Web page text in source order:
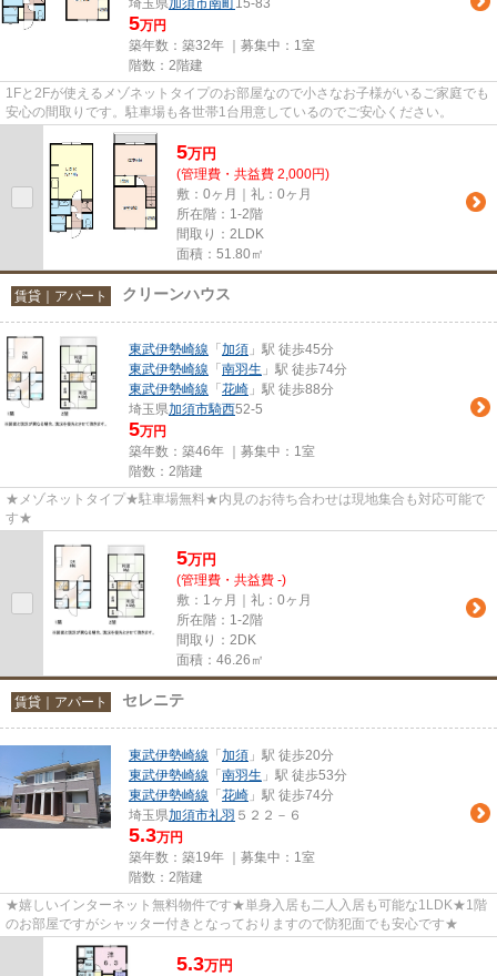
埼玉県加須市 南町 15-83
5万円
築年数：築32年 ｜募集中： 1室
階数：2階建
1Fと2Fが使えるメゾネットタイプのお部屋なので小さなお子様がいるご家庭でも
安心の間取りです。駐車場も各世帯1台用意しているのでご安心ください。
5万円
(管理費・共益費 2,000円)
敷：0ヶ月｜礼：0ヶ月
所在階：1-2階
間取り：2LDK
面積：51.80㎡
賃貸｜アパート クリーンハウス
東武伊勢崎線 「 加須 」駅 徒歩45分
東武伊勢崎線 「 南羽生 」駅 徒歩74分
東武伊勢崎線 「 花崎 」駅 徒歩88分
埼玉県加須市騎西52-5
5万円
築年数：築46年 ｜募集中： 1室
階数：2階建
★メゾネットタイプ★駐車場無料★内見のお待ち合わせは現地集合も対応可能で
す★
5万円
(管理費・共益費 -)
敷：1ヶ月｜礼：0ヶ月
所在階：1-2階
間取り：2DK
面積：46.26㎡
賃貸｜アパート セレニテ
東武伊勢崎線 「 加須 」駅 徒歩20分
東武伊勢崎線 「 南羽生 」駅 徒歩53分
東武伊勢崎線 「 花崎 」駅 徒歩74分
埼玉県加須市礼羽 ５２２－６
5.3万円
築年数：築19年 ｜募集中： 1室
階数：2階建
★嬉しいインターネット無料物件です★単身入居も二人入居も可能な1LDK★1階
のお部屋ですがシャッター付きとなっておりますので防犯面でも安心です★
5.3万円